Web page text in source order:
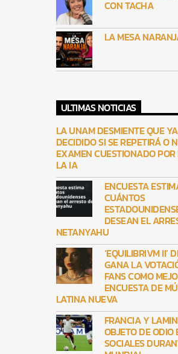
CON TACHA
LA MESA
ULTIMAS NOTICIAS
LA UNAM DESMIENTE QUE
DECIDIDO SI SE REPETIRÁ O
EXAMEN CUESTIONADO
LA IA
ENCUESTA
CUÁNTOS
DESEAN EL
NETANYAHU
‘EQUILIBRIVM II’
GANA LA
FANS COMO
ENCUESTA DE
LATINA NUEVA
FRANCIA Y
OBJETO DE ODIO
SOCIALES